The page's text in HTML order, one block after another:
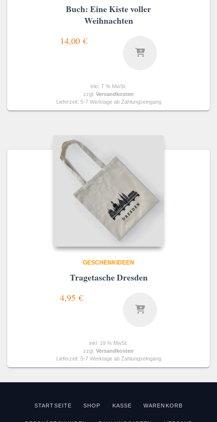
Buch: Eine Kiste voller
Weihnachten
14,00 €
inkl. 7 % MwSt.
zzgl. Versandkosten
Lieferzeit: 5-7 Werktage ab Zahlungseingang
GESCHENKIDEEN
Tragetasche Dresden
4,95 €
inkl. 19 % MwSt.
zzgl. Versandkosten
Lieferzeit: 5-7 Werktage ab Zahlungseingang
STARTSEITE SHOP KASSE WARENKORB